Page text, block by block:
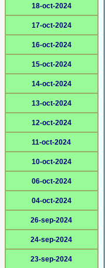
18-oct-2024
17-oct-2024
16-oct-2024
15-oct-2024
14-oct-2024
13-oct-2024
12-oct-2024
11-oct-2024
10-oct-2024
06-oct-2024
04-oct-2024
26-sep-2024
24-sep-2024
23-sep-2024